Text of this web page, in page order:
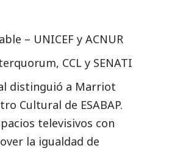
– UNICEF y ACNUR
CCL y SENATI
distinguió a Marriot
Cultural de ESABAP.
televisivos con
la igualdad de